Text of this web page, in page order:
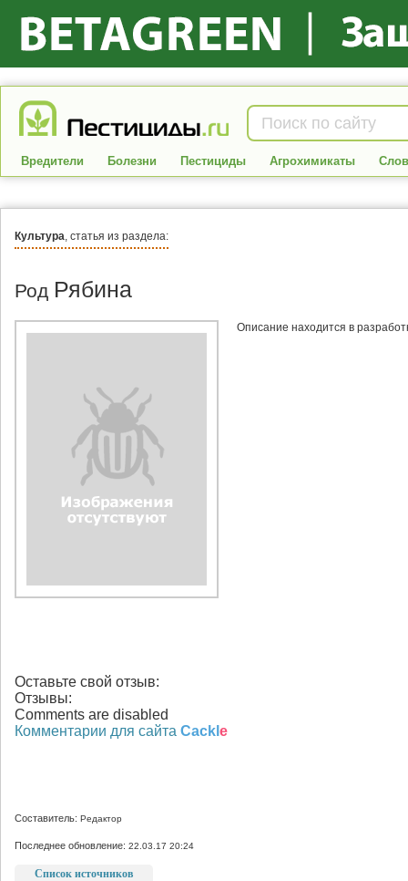
Вредители Болезни Пестициды Агрохимикаты
Культура, статья из раздела:
Род Рябина
Описание находится в
Оставьте свой отзыв:
Отзывы:
Comments are disabled
Комментарии для сайта Cackl e
Составитель: Редактор
Последнее обновление: 22.03.17 20:24
Список источников